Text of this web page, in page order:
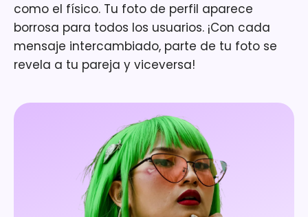
como el físico. Tu foto de perfil aparece
borrosa para todos los usuarios. ¡Con cada
mensaje intercambiado, parte de tu foto se
revela a tu pareja y viceversa!